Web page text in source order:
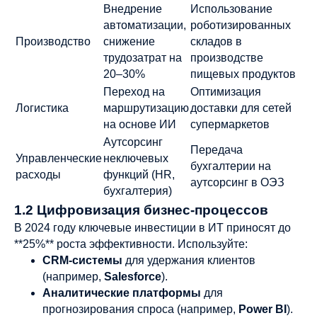
Производство
Внедрение
автоматизации,
снижение
трудозатрат на
20–30%
Использование
роботизированных
складов в
производстве
пищевых продуктов
Логистика
Переход на
маршрутизацию
на основе ИИ
Оптимизация
доставки для сетей
супермаркетов
Управленческие
расходы
Аутсорсинг
неключевых
функций (HR,
бухгалтерия)
Передача
бухгалтерии на
аутсорсинг в ОЭЗ
1.2 Цифровизация бизнес-процессов
В 2024 году ключевые инвестиции в ИТ приносят до
**25%** роста эффективности. Используйте:
CRM-системы для удержания клиентов
(например, Salesforce).
Аналитические платформы для
прогнозирования спроса (например, Power BI ).